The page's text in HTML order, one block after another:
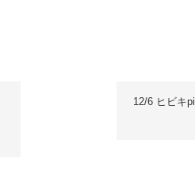
12/6 ヒビキ